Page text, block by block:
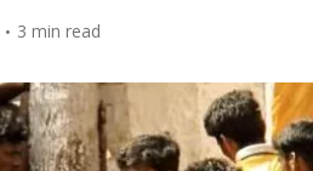
3 min read